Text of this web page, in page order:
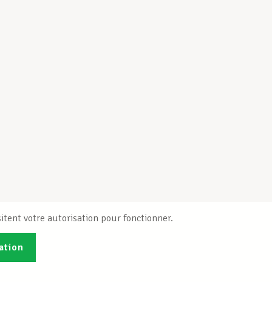
votre autorisation pour fonctionner.